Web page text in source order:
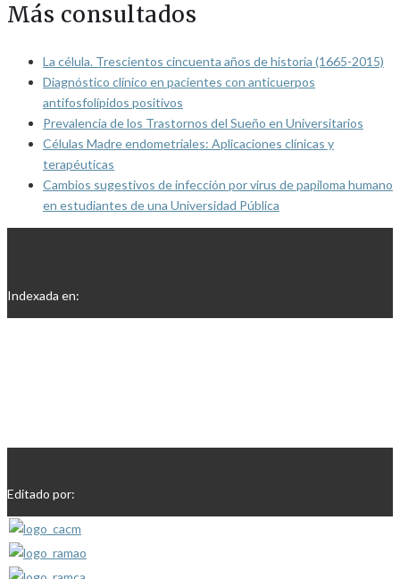
Más consultados
La célula. Trescientos cincuenta años de historia (1665-2015)
Diagnóstico clínico en pacientes con anticuerpos
antifosfolípidos positivos
Prevalencia de los Trastornos del Sueño en Universitarios
Células Madre endometriales: Aplicaciones clínicas y
terapéuticas
Cambios sugestivos de infección por virus de papiloma humano
en estudiantes de una Universidad Pública
Indexada en:
Editado por: